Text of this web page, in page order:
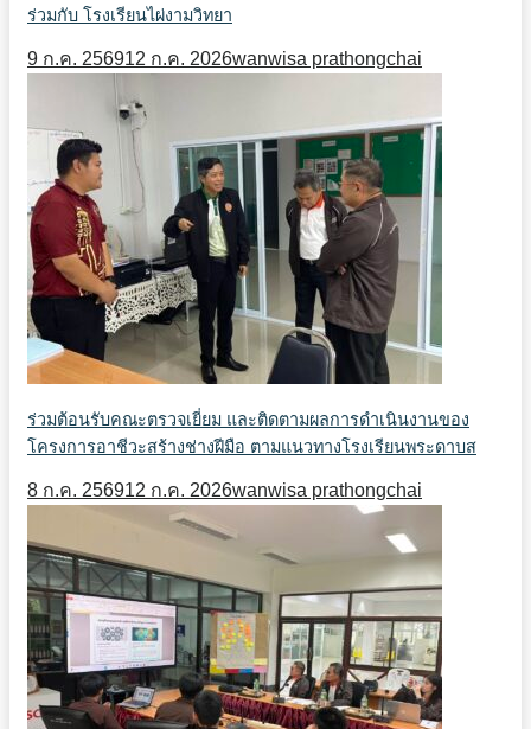
ร่วมกับ โรงเรียนไผ่งามวิทยา
9 ก.ค. 256912 ก.ค. 2026wanwisa prathongchai
ร่วมต้อนรับคณะตรวจเยี่ยม และติดตามผลการดำเนินงานของ
โครงการอาชีวะสร้างช่างฝีมือ ตามแนวทางโรงเรียนพระดาบส
8 ก.ค. 256912 ก.ค. 2026wanwisa prathongchai